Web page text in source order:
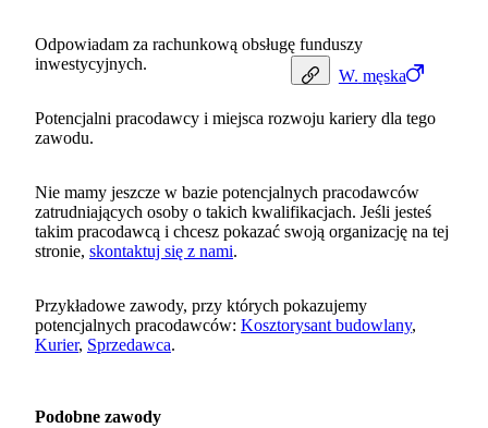
W. męska
Odpowiadam za rachunkową obsługę funduszy
inwestycyjnych.
Potencjalni pracodawcy i miejsca rozwoju kariery dla tego
zawodu.
Nie mamy jeszcze w bazie potencjalnych pracodawców
zatrudniających osoby o takich kwalifikacjach. Jeśli jesteś
takim pracodawcą i chcesz pokazać swoją organizację na tej
stronie, skontaktuj się z nami.
Przykładowe zawody, przy których pokazujemy
potencjalnych pracodawców: Kosztorysant budowlany,
Kurier, Sprzedawca.
Podobne zawody